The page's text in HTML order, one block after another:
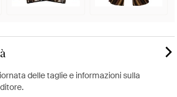
delle taglie e informazioni sulla